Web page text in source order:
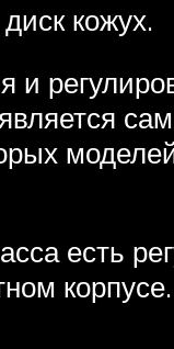
кожух.
и
есть